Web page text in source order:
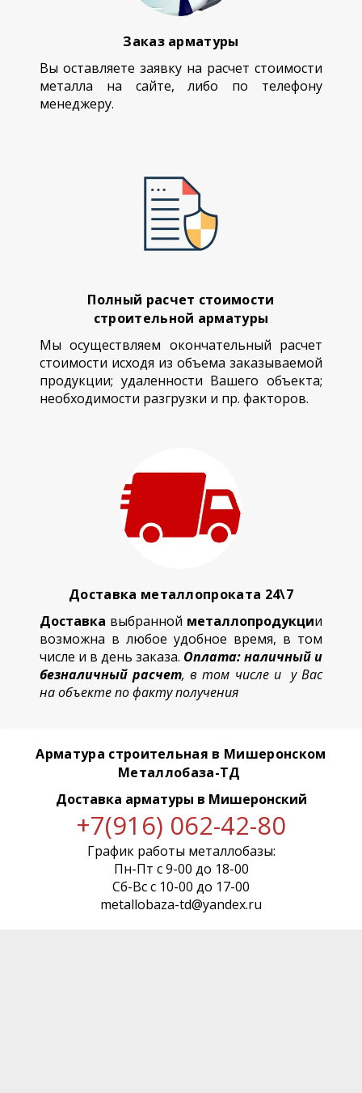
Заказ арматуры
Вы оставляете заявку на расчет стоимости
металла на сайте, либо по телефону
менеджеру.
Полный расчет стоимости
строительной арматуры
Мы осуществляем окончательный расчет
стоимости исходя из объема заказываемой
продукции; удаленности Вашего объекта;
необходимости разгрузки и пр. факторов.
Доставка металлопроката 24\7
Доставка выбранной металлопродукции
возможна в любое удобное время, в том
числе и в день заказа. Оплата: наличный и
безналичный расчет, в том числе и у Вас
на объекте по факту получения
Арматура строительная в Мишеронском
Металлобаза-ТД
Доставка арматуры в Мишеронский
+7(916) 062-42-80
График работы металлобазы:
Пн-Пт с 9-00 до 18-00
Сб-Вс с 10-00 до 17-00
metallobaza-td@yandex.ru